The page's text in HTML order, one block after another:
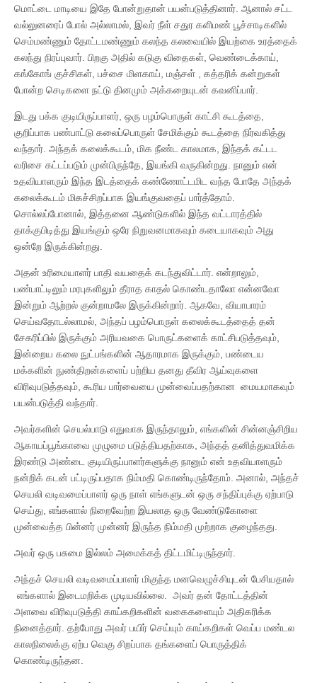
மொட்டை மாடியை இதே போன்றுதான் பயன்படுத்தினார். ஆனால் சட்ட
வல்லுனரைப் போல் அல்லாமல், இவர் நீள் சதுர களிமண் பூச்சாடிகளில்
செம்மண்ணும் தோட்டமண்ணும் கலந்த கலவையில் இயற்கை உரத்தைக்
கலந்து நிரப்புவார். பிறகு அதில் கடுகு விதைகள், வெண்டைக்காய்,
கங்கோங் குச்சிகள், பச்சை மிளகாய், மஞ்சள் , கத்தரிக் கன்றுகள்
போன்ற செடிகளை நட்டு தினமும் அக்கறையுடன் கவனிப்பார்.
இடது பக்க குடியிருப்பாளர், ஒரு பழம்பொருள் காட்சி கூடத்தை,
குறிப்பாக பண்பாட்டு கலைப்பொருள் சேமிக்கும் கூடத்தை நிர்வகித்து
வந்தார். அந்தக் கலைக்கூடம், மிக நீண்ட காலமாக, இந்தக் கட்டட
வரிசை கட்டப்படும் முன்பிருந்தே, இயங்கி வருகின்றது. நானும் என்
உதவியாளரும் இந்த இடத்தைக் கண்ணோட்டமிட வந்த போதே அந்தக்
கலைக்கூடம் மிகச்சிறப்பாக இயங்குவதைப் பார்த்தோம்.
சொல்லப்போனால், இத்தனை ஆண்டுகளில் இந்த வட்டாரத்தில்
தாக்குபிடித்து இயங்கும் ஒரே நிறுவனமாகவும் கடையாகவும் அது
ஒன்றே இருக்கின்றது.
அதன் உரிமையாளர் பாதி வயதைக் கடந்துவிட்டார். என்றாலும்,
பண்பாட்டிலும் மரபுகளிலும் தீராத காதல் கொண்டதாலோ என்னவோ
இன்றும் ஆற்றல் குன்றாமலே இருக்கின்றார். ஆகவே, வியாபாரம்
செய்வதோடல்லாமல், அந்தப் பழம்பொருள் கலைக்கூடத்தைத் தன்
சேகரிப்பில் இருக்கும் அரியவகை பொருட்களைக் காட்சிபடுத்தவும்,
இன்றைய கலை நுட்பங்களின் ஆதாரமாக இருக்கும், பண்டைய
மக்களின் நுண்திறன்களைப் பற்றிய தனது தீவிர ஆய்வுகளை
விரிவுபடுத்தவும், கூரிய பார்வையை முன்வைப்பதற்கான மையமாகவும்
பயன்படுத்தி வந்தார்.
அவர்களின் செயல்பாடு எதுவாக இருந்தாலும், எங்களின் சின்னஞ்சிறிய
ஆகாயப்பூங்காவை முழுமை படுத்தியதற்காக, அந்தத் தனித்துவமிக்க
இரண்டு அண்டை குடியிருப்பாளர்களுக்கு நானும் என் உதவியாளரும்
நன்றிக் கடன் பட்டிருப்பதாக நிம்மதி கொண்டிருந்தோம். அனால், அந்தச்
செயலி வடிவமைப்பாளர் ஒரு நாள் எங்களுடன் ஒரு சந்திப்புக்கு ஏற்பாடு
செய்து, எங்களால் நிறைவேற்ற இயலாத ஒரு வேண்டுகோளை
முன்வைத்த பின்னர் முன்னர் இருந்த நிம்மதி முற்றாக குழைந்தது.
அவர் ஒரு பசுமை இல்லம் அமைக்கத் திட்டமிட்டிருந்தார்.
அந்தச் செயலி வடிவமைப்பாளர் மிகுந்த மனவெழுச்சியுடன் பேசியதால்
எங்களால் இடைமறிக்க முடியவில்லை. அவர் தன் தோட்டத்தின்
அளவை விரிவுபடுத்தி காய்கறிகளின் வகைகளையும் அதிகரிக்க
நினைத்தார். தற்போது அவர் பயிர் செய்யும் காய்கறிகள் வெப்ப மண்டல
காலநிலைக்கு ஏற்ப வெகு சிறப்பாக தங்களைப் பொருத்திக்
கொண்டிருந்தன.